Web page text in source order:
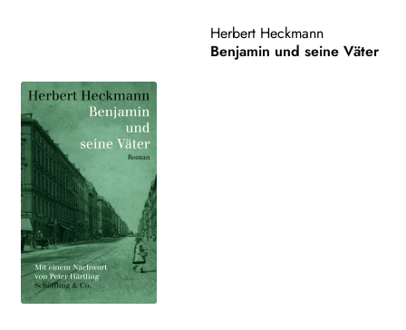
WEITERE VERLAGE
Search:
Herbert Heckmann
Benjamin und seine Väter